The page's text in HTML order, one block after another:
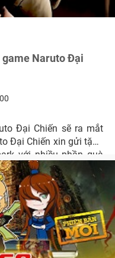
game Naruto Đại
Đại Chiến sẽ ra mắt
Đại Chiến xin gửi tặng
với nhiều phần quà